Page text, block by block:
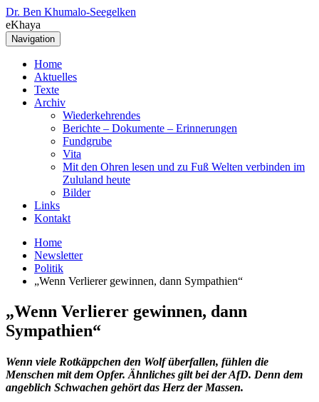
Dr. Ben Khumalo-Seegelken
eKhaya
Navigation
Home
Aktuelles
Texte
Archiv
Wiederkehrendes
Berichte – Dokumente – Erinnerungen
Fundgrube
Vita
Mit den Ohren lesen und zu Fuß Welten verbinden im
Zululand heute
Bilder
Links
Kontakt
Home
Newsletter
Politik
„Wenn Verlierer gewinnen, dann Sympathien“
„Wenn Verlierer gewinnen, dann
Sympathien“
Wenn viele Rotkäppchen den Wolf überfallen, fühlen die
Menschen mit dem Opfer. Ähnliches gilt bei der AfD. Denn dem
angeblich Schwachen gehört das Herz der Massen.